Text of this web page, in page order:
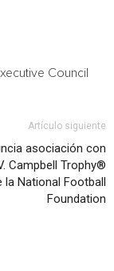
Council
Artículo siguiente
asociación con
Campbell Trophy®
la National Football
Foundation